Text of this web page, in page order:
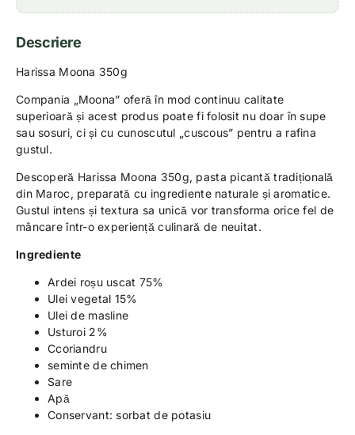
Descriere
Harissa Moona 350g
Compania „Moona” oferă în mod continuu calitate
superioară și acest produs poate fi folosit nu doar în supe
sau sosuri, ci și cu cunoscutul „cuscous” pentru a rafina
gustul.
Descoperă Harissa Moona 350g, pasta picantă tradițională
din Maroc, preparată cu ingrediente naturale și aromatice.
Gustul intens și textura sa unică vor transforma orice fel de
mâncare într-o experiență culinară de neuitat.
Ingrediente
Ardei roșu uscat 75%
Ulei vegetal 15%
Ulei de masline
Usturoi 2%
Ccoriandru
seminte de chimen
Sare
Apă
Conservant: sorbat de potasiu